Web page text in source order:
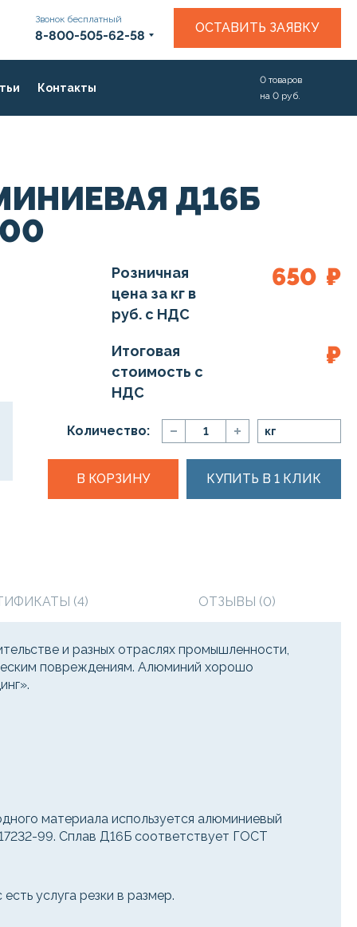
Звонок бесплатный
8-800-505-62-58
ОСТАВИТЬ ЗАЯВКУ
Контакты
0 товаров
на 0 руб.
Д16Б
Розничная
цена за кг в
руб. с НДС
650 ₽
Итоговая
стоимость с
НДС
₽
Количество: кг
В КОРЗИНУ КУПИТЬ В 1 КЛИК
(4) ОТЗЫВЫ (0)
и разных отраслях промышленности,
повреждениям. Алюминий хорошо
материала используется алюминиевый
99. Сплав Д16Б соответствует ГОСТ
услуга резки в размер.